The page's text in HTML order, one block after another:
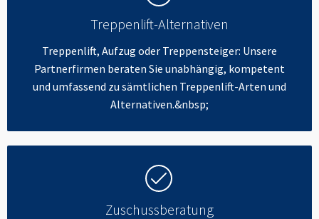
Treppenlift-Alternativen
Treppenlift, Aufzug oder Treppensteiger: Unsere
Partnerfirmen beraten Sie unabhängig, kompetent
und umfassend zu sämtlichen Treppenlift-Arten und
Alternativen.&nbsp;
Zuschussberatung